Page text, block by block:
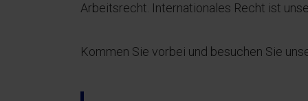
Arbeitsrecht. Internationales Recht ist
Kommen Sie vorbei und besuchen Sie